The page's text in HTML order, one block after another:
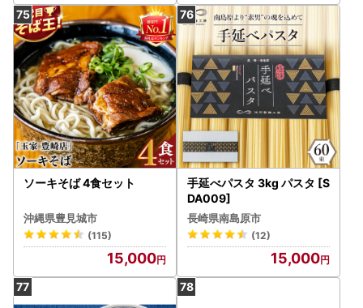
ソーキそば 4食セット
沖縄県豊見城市
(115)
15,000
手延べパスタ 3kg パスタ [S
DA009]
長崎県南島原市
(12)
15,000